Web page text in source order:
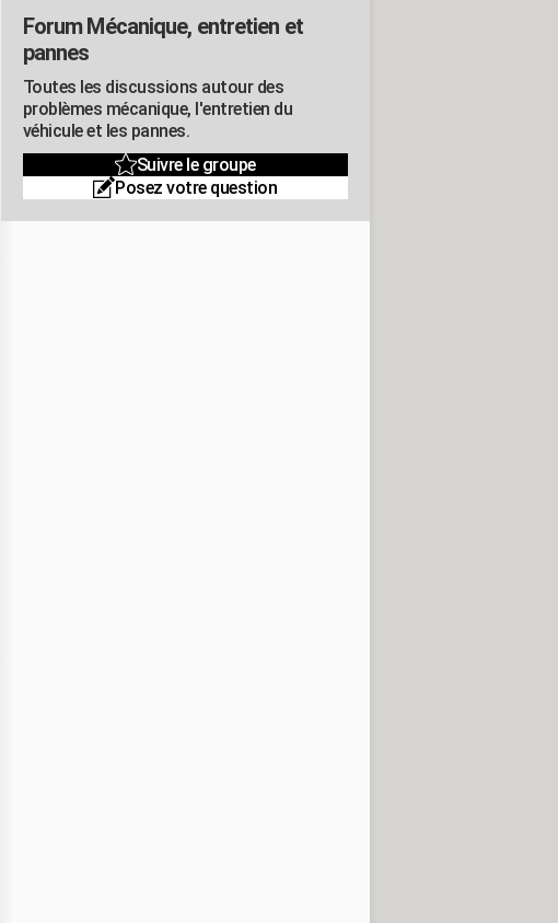
Forum Mécanique, entretien et
pannes
Toutes les discussions autour des
problèmes mécanique, l'entretien du
véhicule et les pannes.
Suivre le groupe
Posez votre question